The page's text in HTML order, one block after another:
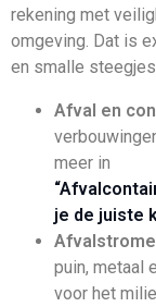
rekening met
omgeving. Dat is
en smalle
Afval en
meer in
je de juiste
puin, metaal
voor het